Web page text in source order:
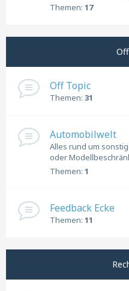
Themen: 17
Off Topic
Themen: 31
Automobilwelt
Alles rund um
oder
Themen: 1
Feedback Ecke
Themen: 11